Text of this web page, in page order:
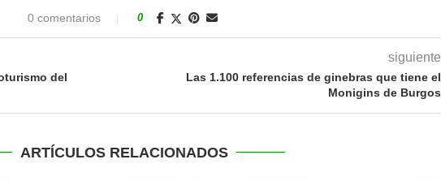
0 comentarios 0
del
siguiente
Las 1.100 referencias de ginebras que tiene el
Monigins de Burgos
ARTÍCULOS RELACIONADOS